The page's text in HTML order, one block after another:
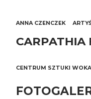
ANNA CZENCZEK
CARPATHIA
CENTRUM SZTUKI